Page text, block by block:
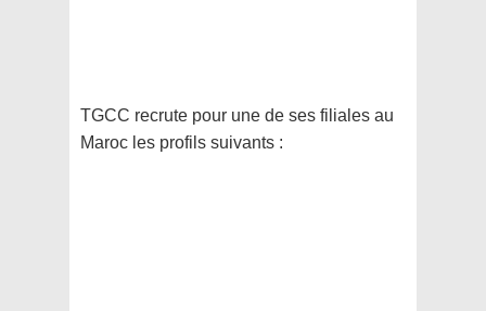
TGCC recrute pour une de ses filiales au
Maroc les profils suivants :